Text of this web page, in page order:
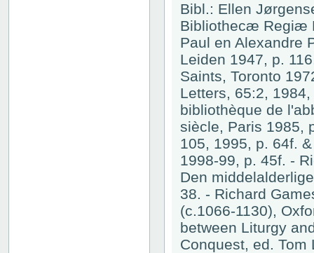
Bibl.: Ellen
Bibliothecæ Regiæ
Paul en Alexandre
Leiden 1947, p.
Saints, Toronto
Letters, 65:2,
bibliothèque de
siècle, Paris 1985,
105, 1995, p. 64f.
1998-99, p. 45f. -
Den
38. - Richard
(c.1066-1130),
between Liturgy
Conquest, ed.